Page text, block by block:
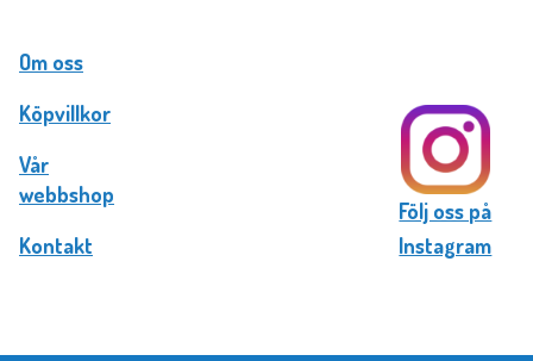
Om oss
Köpvillkor
Vår
webbshop
Kontakt
Följ oss på
Instagram